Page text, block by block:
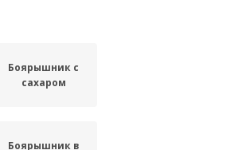
Боярышник с
сахаром
Боярышник в